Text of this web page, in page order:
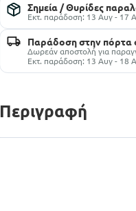
Σημεία / Θυρίδες
Εκτ. παράδοση: 13 Αυγ - 17
Παράδοση στην πόρτα
Δωρεάν αποστολή για
Εκτ. παράδοση: 13 Αυγ - 18
Περιγραφή